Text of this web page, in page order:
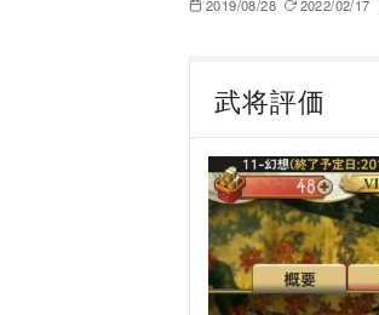
2019/08/28 2022/02/17
武将評価